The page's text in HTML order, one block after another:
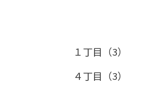
１丁目（3）
４丁目（3）